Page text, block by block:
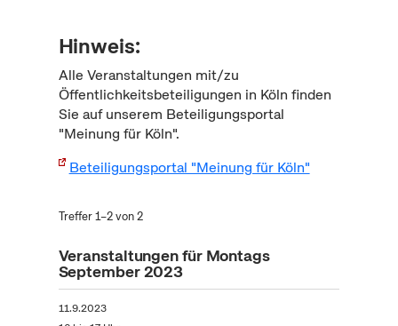
Hinweis:
Alle Veranstaltungen mit/zu
Öffentlichkeitsbeteiligungen in Köln finden
Sie auf unserem Beteiligungsportal
"Meinung für Köln".
Beteiligungsportal "Meinung für Köln"
Treffer 1–2 von 2
Veranstaltungen für Montags
September 2023
11.9.2023